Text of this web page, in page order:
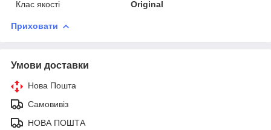
Клас якості
Original
Приховати
Умови доставки
Нова Пошта
Самовивіз
НОВА ПОШТА